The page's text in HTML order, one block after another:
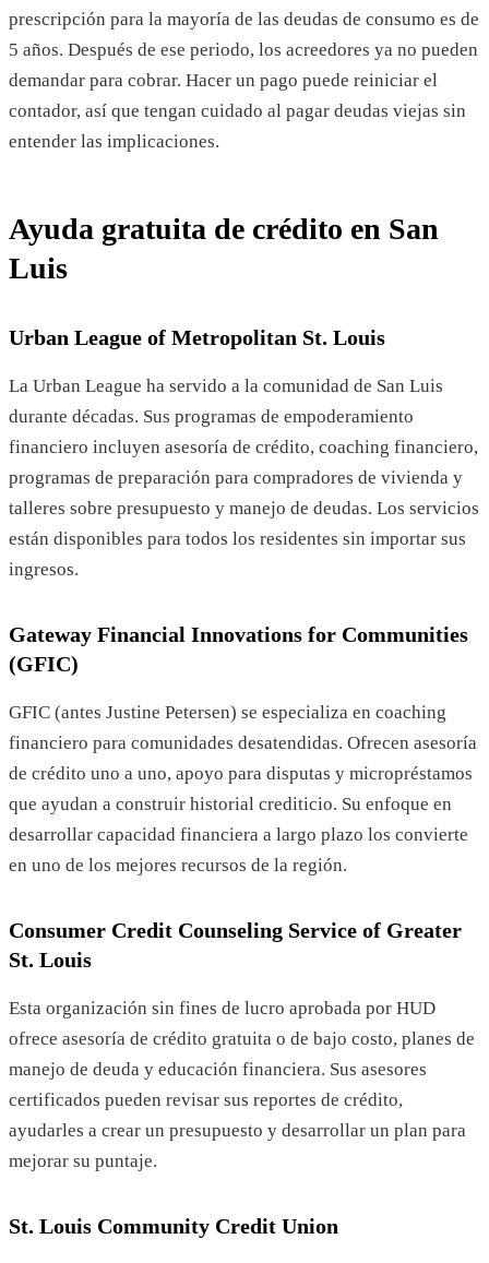
prescripción para la mayoría de las deudas de consumo es de
5 años. Después de ese periodo, los acreedores ya no pueden
demandar para cobrar. Hacer un pago puede reiniciar el
contador, así que tengan cuidado al pagar deudas viejas sin
entender las implicaciones.
Ayuda gratuita de crédito en San
Luis
Urban League of Metropolitan St. Louis
La Urban League ha servido a la comunidad de San Luis
durante décadas. Sus programas de empoderamiento
financiero incluyen asesoría de crédito, coaching financiero,
programas de preparación para compradores de vivienda y
talleres sobre presupuesto y manejo de deudas. Los servicios
están disponibles para todos los residentes sin importar sus
ingresos.
Gateway Financial Innovations for Communities
(GFIC)
GFIC (antes Justine Petersen) se especializa en coaching
financiero para comunidades desatendidas. Ofrecen asesoría
de crédito uno a uno, apoyo para disputas y micropréstamos
que ayudan a construir historial crediticio. Su enfoque en
desarrollar capacidad financiera a largo plazo los convierte
en uno de los mejores recursos de la región.
Consumer Credit Counseling Service of Greater
St. Louis
Esta organización sin fines de lucro aprobada por HUD
ofrece asesoría de crédito gratuita o de bajo costo, planes de
manejo de deuda y educación financiera. Sus asesores
certificados pueden revisar sus reportes de crédito,
ayudarles a crear un presupuesto y desarrollar un plan para
mejorar su puntaje.
St. Louis Community Credit Union